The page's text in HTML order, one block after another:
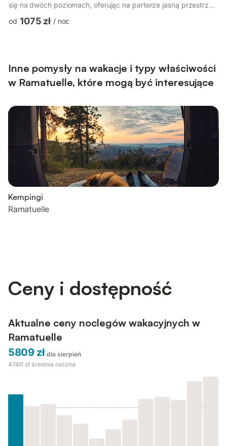
się na dwóch poziomach, oferując na parterze jasną przestrzeń
wino. Na piętrze trzy komfortowe sypialnie, w tym apartament
świeżym powietrz...
od 1075 zł / noc
Inne pomysły na wakacje i typy właściwości
w Ramatuelle, które mogą być interesujące
Kempingi
Ramatuelle
Ceny i dostępność
Aktualne ceny noclegów wakacyjnych w
Ramatuelle
5809 zł dla sierpień
4740 zł średnia roczna